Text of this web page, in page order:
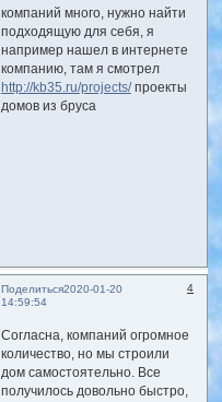
компаний много, нужно найти
подходящую для себя, я
например нашел в интернете
компанию, там я смотрел
http://kb35.ru/projects/проекты
домов из бруса
Поделиться 4
2020-01-20
14:59:54
Согласна, компаний огромное
количество, но мы строили
дом самостоятельно. Все
получилось довольно быстро,